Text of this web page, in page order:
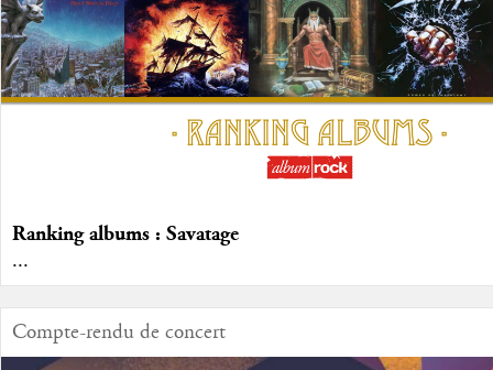
Ranking albums : Savatage
...
Compte-rendu de concert